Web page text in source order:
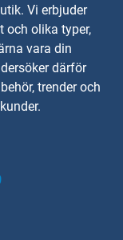
Vi erbjuder
och olika typer,
vara din
därför
trender och